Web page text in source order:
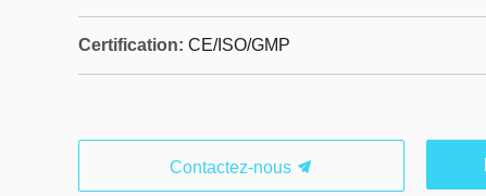
Certification: CE/ISO/GMP
Contactez-nous